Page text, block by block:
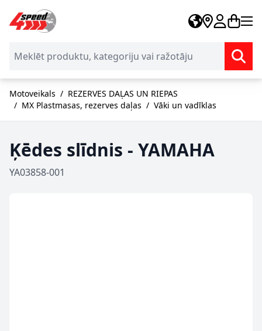
Skip to Content
Motoveikals / REZERVES DAĻAS UN RIEPAS
/ MX Plastmasas, rezerves daļas / Vāki un vadīklas
Ķēdes slīdnis - YAMAHA
YA03858-001